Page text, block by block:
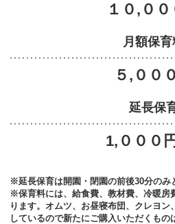
１０,００
月額保
５,００
延長保
1,０００円
※延長保育は開園・閉園の前後30分のみ
※保育料には、給食費、教材費、冷暖房
ります。オムツ、お昼寝布団、クレヨ
しているので新たにご購入いただくもの